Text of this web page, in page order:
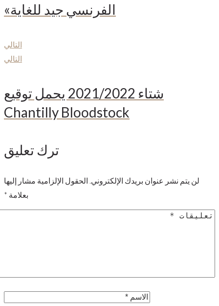
الفرنسي جيد للغاية»
التالي
التالي
شتاء 2021/2022 يحمل توقيع
Chantilly Bloodstock
ترك تعليق
لن يتم نشر عنوان بريدك الإلكتروني. الحقول الإلزامية مشار إليها
بعلامة*